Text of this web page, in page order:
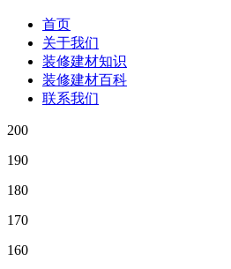
首页
关于我们
装修建材知识
装修建材百科
联系我们
200
190
180
170
160